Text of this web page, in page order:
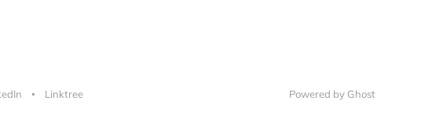
Linktree Powered by Ghost